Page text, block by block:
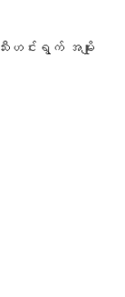
ဟင်းရွက် အမျိုး